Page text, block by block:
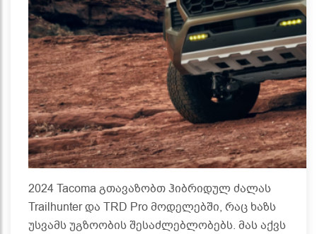
2024 Tacoma გთავაზობთ ჰიბრიდულ ძალას
Trailhunter და TRD Pro მოდელებში, რაც ხაზს
უსვამს უგზოობის შესაძლებლობებს. მას აქვს